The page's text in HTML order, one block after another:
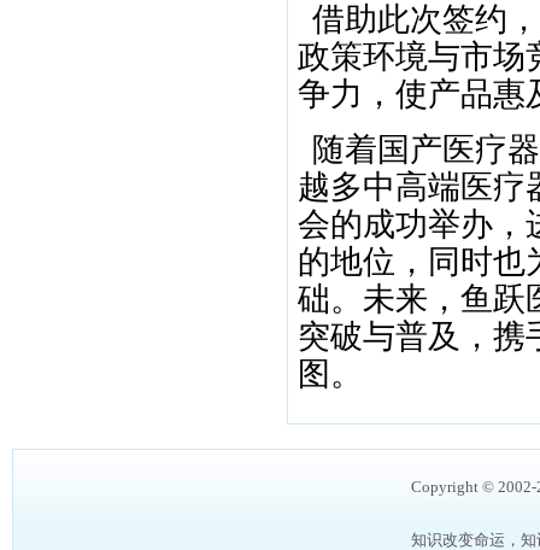
借助此次签约
政策环境与市场
争力，使产品惠
随着国产医疗
越多中高端医疗
会的成功举办，
的地位，同时也
础。未来，鱼跃
突破与普及，携
图。
Copyright ©
知识改变命运，